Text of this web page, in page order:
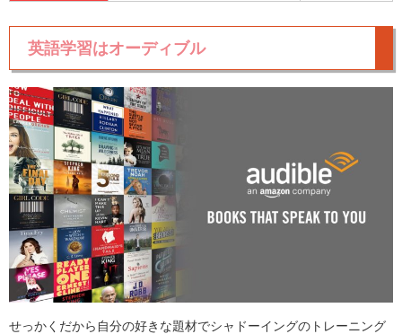
英語学習はオーディブル
せっかくだから自分の好きな題材でシャドーイングのトレーニング